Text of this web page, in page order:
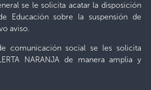
se le solicita acatar la disposición
Educación sobre la suspensión de
aviso.
comunicación social se les solicita
NARANJA de manera amplia y